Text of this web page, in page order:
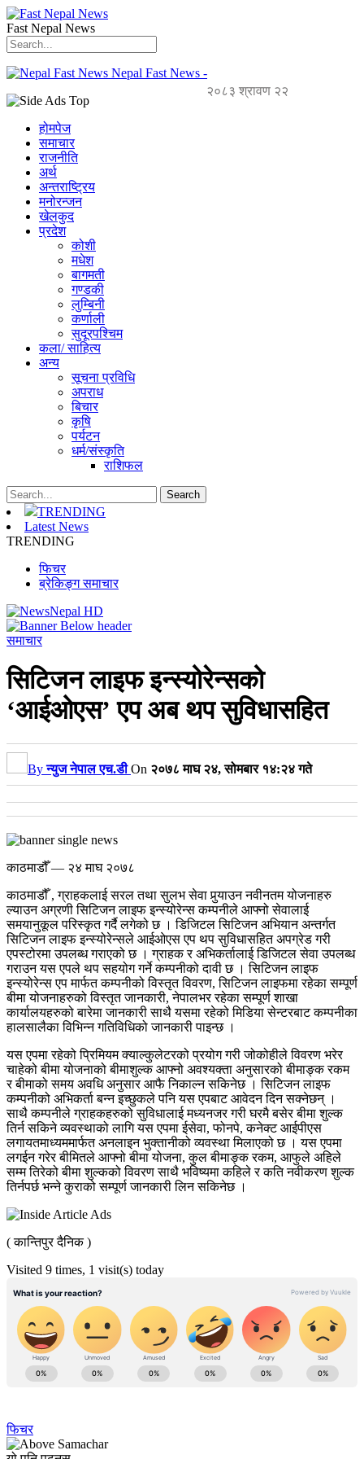
Fast Nepal News
Nepal Fast News -
२०८३ श्रावण २२
होमपेज
समाचार
राजनीति
अर्थ
अन्तराष्ट्रिय
मनोरन्जन
खेलकुद
प्रदेश
कोशी
मधेश
बागमती
गण्डकी
लुम्बिनी
कर्णाली
सुदूरपश्चिम
कला/ साहित्य
अन्य
सूचना प्रविधि
अपराध
बिचार
कृषि
पर्यटन
धर्म/संस्कृति
राशिफल
TRENDING
Latest News
TRENDING
फिचर
ब्रेकिङ्ग समाचार
समाचार
सिटिजन लाइफ इन्स्योरेन्सको
‘आईओएस’ एप अब थप सुविधासहित
Byन्युज नेपाल एच.डी On २०७८ माघ २४, सोमबार १४:२४ गते
काठमाडौँ — २४ माघ २०७८
काठमाडौँ , ग्राहकलाई सरल तथा सुलभ सेवा पुर्‍याउन नवीनतम योजनाहरु
ल्याउन अग्रणी सिटिजन लाइफ इन्स्योरेन्स कम्पनीले आफ्नो सेवालाई
समयानुकूल परिस्कृत गर्दै लगेको छ । डिजिटल सिटिजन अभियान अन्तर्गत
सिटिजन लाइफ इन्स्योरेन्सले आईओएस एप थप सुविधासहित अपग्रेड गरी
एपस्टोरमा उपलब्ध गराएको छ । ग्राहक र अभिकर्तालाई डिजिटल सेवा उपलब्ध
गराउन यस एपले थप सहयोग गर्ने कम्पनीको दावी छ ।सिटिजन लाइफ
इन्स्योरेन्स एप मार्फत कम्पनीको विस्तृत विवरण, सिटिजन लाइफमा रहेका सम्पूर्ण
बीमा योजनाहरुको विस्तृत जानकारी, नेपालभर रहेका सम्पूर्ण शाखा
कार्यालयहरुको बारेमा जानकारी साथै यसमा रहेको मिडिया सेन्टरबाट कम्पनीका
हालसालैका विभिन्न गतिविधिको जानकारी पाइन्छ ।
यस एपमा रहेको प्रिमियम क्याल्कुलेटरको प्रयोग गरी जोकोहीले विवरण भरेर
चाहेको बीमा योजनाको बीमाशुल्क आफ्नो अवश्यक्ता अनुसारको बीमाङ्क रकम
र बीमाको समय अवधि अनुसार आफै निकाल्न सकिनेछ । सिटिजन लाइफ
कम्पनीको अभिकर्ता बन्न इच्छुकले पनि यस एपबाट आवेदन दिन सक्नेछन् ।
साथै कम्पनीले ग्राहकहरुको सुविधालाई मध्यनजर गरी घरमै बसेर बीमा शुल्क
तिर्न सकिने व्यवस्थाको लागि यस एपमा ईसेवा, फोनपे, कनेक्ट आईपीएस
लगायतमाध्यममार्फत अनलाइन भुक्तानीको व्यवस्था मिलाएको छ । यस एपमा
लगईन गरेर बीमितले आफ्नो बीमा योजना, कुल बीमाङ्क रकम, आफुले अहिले
सम्म तिरेको बीमा शुल्कको विवरण साथै भविष्यमा कहिले र कति नवीकरण शुल्क
तिर्नपर्छ भन्ने कुराको सम्पूर्ण जानकारी लिन सकिनेछ ।
( कान्तिपुर दैनिक )
Visited 9 times, 1 visit(s) today
फिचर